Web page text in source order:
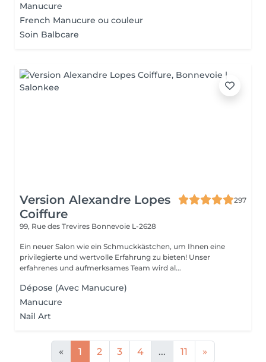
Manucure
French Manucure ou couleur
Soin Balbcare
Version Alexandre Lopes
Coiffure
297
99, Rue des Trevires Bonnevoie L-2628
Ein neuer Salon wie ein Schmuckkästchen, um Ihnen eine
privilegierte und wertvolle Erfahrung zu bieten! Unser
erfahrenes und aufmerksames Team wird al...
Dépose (Avec Manucure)
Manucure
Nail Art
« 1 2 3 4 ... 11 »